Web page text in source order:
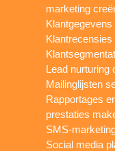
marketing
Klantrecensies
Lead nurturing
Mailinglijsten
Rapportages
prestaties
SMS-
Social media